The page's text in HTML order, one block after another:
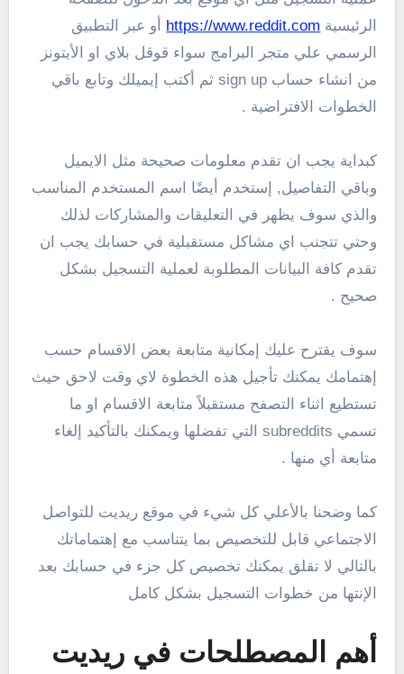
الرئيسية https://www.reddit.com أو عبر التطبيق
الرسمي علي متجر البرامج سواء قوقل بلاي او الأيتونز
من انشاء حساب sign up ثم أكتب إيميلك وتابع باقي
الخطوات الافتراضية .
كبداية يجب ان تقدم معلومات صحيحة مثل الايميل
وباقي التفاصيل, إستخدم أيضًا اسم المستخدم المناسب
والذي سوف يظهر في التعليقات والمشاركات لذلك
وحتي تتجنب اي مشاكل مستقبلية في حسابك يجب ان
تقدم كافة البيانات المطلوبة لعملية التسجيل بشكل
صحيح .
سوف يقترح عليك إمكانية متابعة بعض الاقسام حسب
إهتمامك يمكنك تأجيل هذه الخطوة لاي وقت لاحق حيث
تستطيع اثناء التصفح مستقبلاً متابعة الاقسام او ما
تسمي subreddits التي تفضلها ويمكنك بالتأكيد إلغاء
متابعة أي منها .
كما وضحنا بالأعلي كل شيء في موقع ريديت للتواصل
الاجتماعي قابل للتخصيص بما يتناسب مع إهتماماتك
بالتالي لا تقلق يمكنك تخصيص كل جزء في حسابك بعد
الإنتها من خطوات التسجيل بشكل كامل
أهم المصطلحات في ريديت